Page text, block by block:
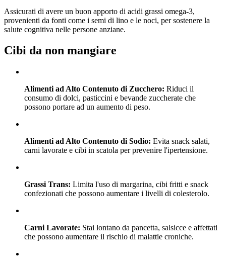
Assicurati di avere un buon apporto di acidi grassi omega-3,
provenienti da fonti come i semi di lino e le noci, per sostenere la
salute cognitiva nelle persone anziane.
Cibi da non mangiare
Alimenti ad Alto Contenuto di Zucchero: Riduci il
consumo di dolci, pasticcini e bevande zuccherate che
possono portare ad un aumento di peso.
Alimenti ad Alto Contenuto di Sodio: Evita snack salati,
carni lavorate e cibi in scatola per prevenire l'ipertensione.
Grassi Trans: Limita l'uso di margarina, cibi fritti e snack
confezionati che possono aumentare i livelli di colesterolo.
Carni Lavorate: Stai lontano da pancetta, salsicce e affettati
che possono aumentare il rischio di malattie croniche.